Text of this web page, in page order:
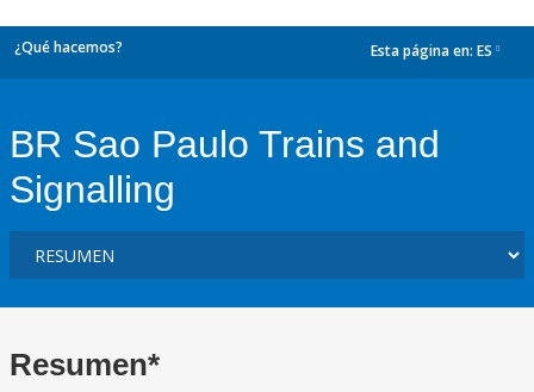
¿Qué hacemos? Esta página en: ES
BR Sao Paulo Trains and
Signalling
Resumen*